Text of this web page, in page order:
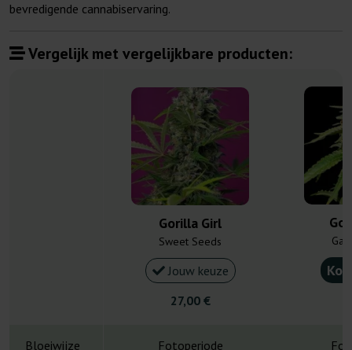
bevredigende cannabiservaring.
Vergelijk met vergelijkbare producten:
Gorilla Girl
Sweet Seeds
Jouw keuze
27,00 €
Bloeiwijze Fotoperiode